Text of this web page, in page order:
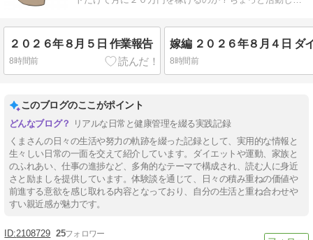
２０２６年８月５日 作業報告
8時間前 8時間前
このブログのここがポイント
リアルな日常と健康管理を綴る実践記録
くまさんの日々の生活や努力の軌跡を綴った記録として、実用的な情報と
生々しい日常の一面を交えて紹介しています。ダイエットや運動、家族と
のふれあい、仕事の進捗など、多角的なテーマで構成され、読む人に身近
さと励ましを提供しています。体験談を通じて、日々の積み重ねの価値や
前進する意欲を感じ取れる内容となっており、自分の生活と重ね合わせや
すい親近感が魅力です。
2108729 25